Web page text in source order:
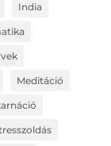
India
Meditáció